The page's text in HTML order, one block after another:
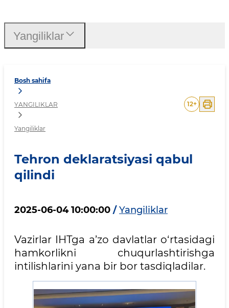
Bosh sahifa
YANGILIKLAR
Yangiliklar
12+
Tehron deklaratsiyasi qabul
qilindi
2025-06-04 10:00:00 / Yangiliklar
Vazirlar IHTga a’zo davlatlar o‘rtasidagi
hamkorlikni chuqurlashtirishga
intilishlarini yana bir bor tasdiqladilar.
Yangiliklar